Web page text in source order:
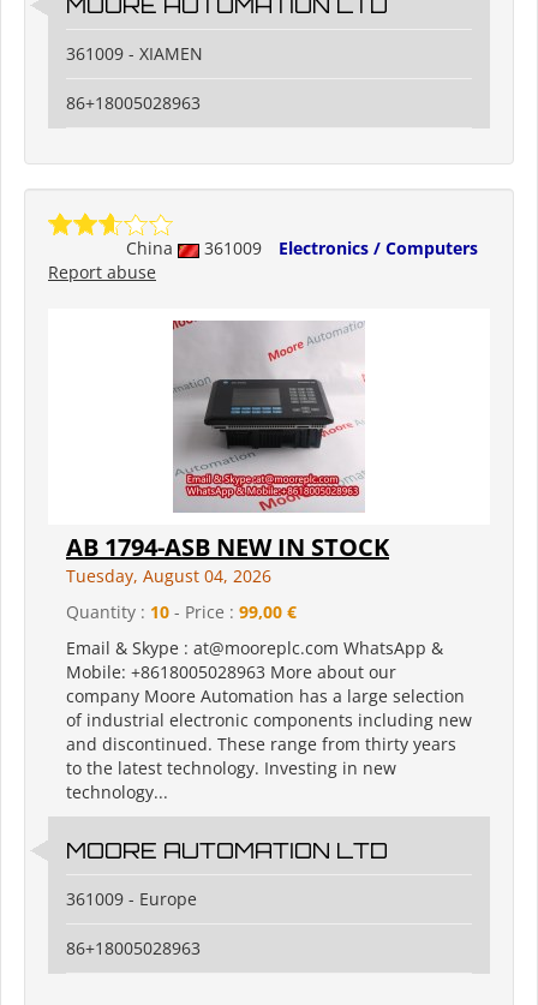
MOORE AUTOMATION LTD
361009 - XIAMEN
86+18005028963
China 361009
Electronics / Computers
Report abuse
AB 1794-ASB NEW IN STOCK
Tuesday, August 04, 2026
Quantity : 10 - Price : 99,00 €
Email & Skype : at@mooreplc.com WhatsApp &
Mobile: +8618005028963 More about our
company Moore Automation has a large selection
of industrial electronic components including new
and discontinued. These range from thirty years
to the latest technology. Investing in new
technology...
MOORE AUTOMATION LTD
361009 - Europe
86+18005028963